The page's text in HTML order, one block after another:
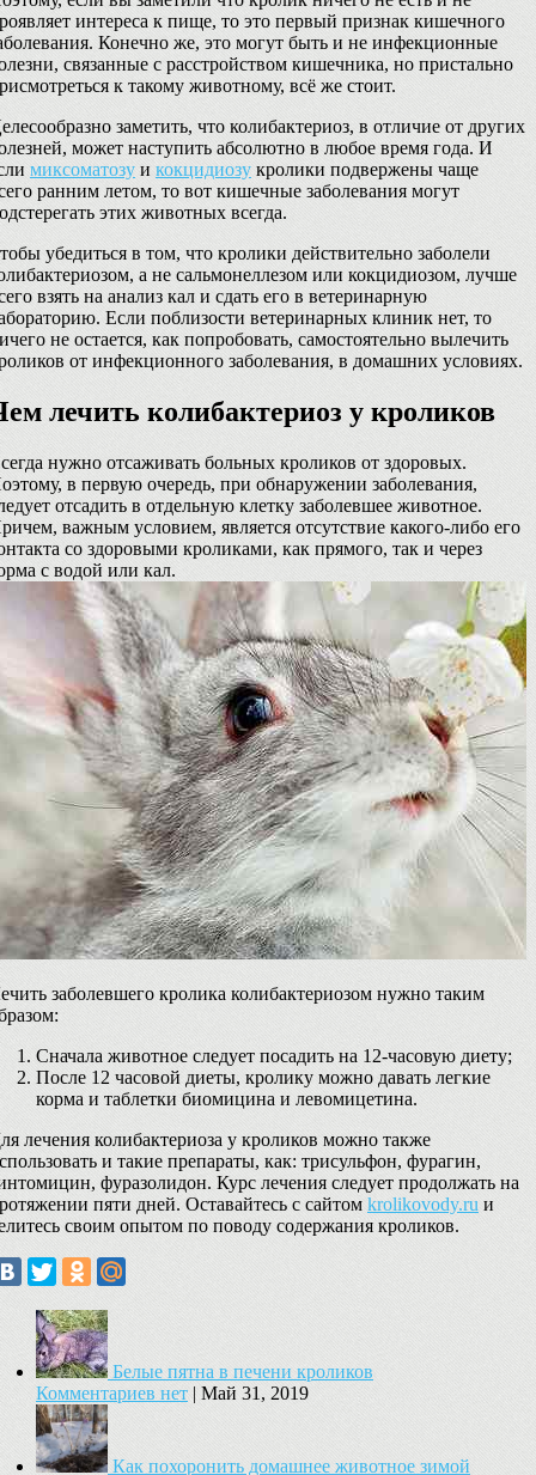
интереса к пище, то это первый признак кишечного
Конечно же, это могут быть и не инфекционные
связанные с расстройством кишечника, но пристально
к такому животному, всё же стоит.
заметить, что колибактериоз, в отличие от других
может наступить абсолютно в любое время года. И
миксоматозу и кокцидиозу кролики подвержены чаще
ранним летом, то вот кишечные заболевания могут
этих животных всегда.
убедиться в том, что кролики действительно заболели
а не сальмонеллезом или кокцидиозом, лучше
взять на анализ кал и сдать его в ветеринарную
Если поблизости ветеринарных клиник нет, то
не остается, как попробовать, самостоятельно вылечить
от инфекционного заболевания, в домашних условиях.
лечить колибактериоз у кроликов
нужно отсаживать больных кроликов от здоровых.
в первую очередь, при обнаружении заболевания,
отсадить в отдельную клетку заболевшее животное.
важным условием, является отсутствие какого-либо его
со здоровыми кроликами, как прямого, так и через
с водой или кал.
заболевшего кролика колибактериозом нужно таким
Сначала животное следует посадить на 12-часовую диету;
После 12 часовой диеты, кролику можно давать легкие
корма и таблетки биомицина и левомицетина.
лечения колибактериоза у кроликов можно также
и такие препараты, как: трисульфон, фурагин,
фуразолидон. Курс лечения следует продолжать на
пяти дней. Оставайтесь с сайтом krolikovody.ru и
своим опытом по поводу содержания кроликов.
Белые пятна в печени кроликов
Комментариев нет | Май 31, 2019
Как похоронить домашнее животное зимой